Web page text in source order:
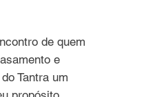
de quem
e
Tantra um